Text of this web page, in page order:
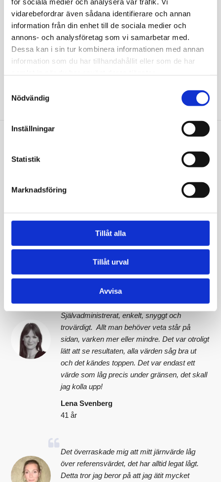
vidarebefordrar även sådana identifierare och annan
information från din enhet till de sociala medier och
annons- och analysföretag som vi samarbetar med.
Dessa kan i sin tur kombinera informationen med annan
information som du har tillhandahållit eller som de har
Nödvändig
Inställningar
Statistik
Marknadsföring
Tillåt alla
Tillåt urval
Avvisa
provsvar inom 1-5 dagar.
Mediseras läkare tar kontakt vid gravt avvikande
provsvar.
Störst utbud av blodprover i Sverige.
Nature.
fokus
Att mitt D-vitaminvärde var så lågt hade jag
få i mig det rekommenderade intaget av D-
och mindre värk än tidigare. Ser fram emot att
se om värdet är bättre nästa gång.
David Malmsten
39 år
Självadministrerat, enkelt, snyggt och
trovärdigt. Allt man behöver veta står på
sidan, varken mer eller mindre. Det var otroligt
lätt att se resultaten, alla värden såg bra ut
och det kändes toppen. Det var endast ett
värde som låg precis under gränsen, det skall
jag kolla upp!
Lena Svenberg
41 år
Det överraskade mig att mitt järnvärde låg
över referensvärdet, det har alltid legat lågt.
Detta tror jag beror på att jag ätit mycket